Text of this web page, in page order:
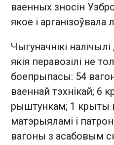
ваенных зносін
якое і арганізоўвала
Чыгуначнікі
якія перавозілі не
боепрыпасы: 54
ваеннай тэхнікай; 6
рыштункам; 1 крыты
матэрыяламі і
вагоны з асабовым